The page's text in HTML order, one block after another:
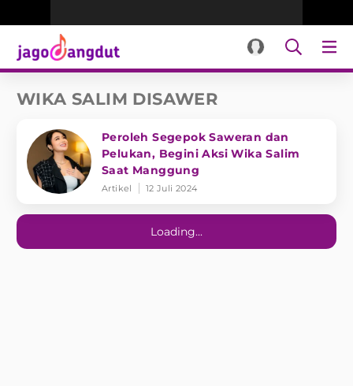
WIKA SALIM DISAWER
Peroleh Segepok Saweran dan
Pelukan, Begini Aksi Wika Salim
Saat Manggung
Artikel 12 Juli 2024
Loading...